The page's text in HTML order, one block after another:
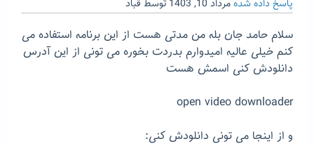
پاسخ داده شدهمرداد 10, 1403 توسط قباد
سلام حامد جان بله من مدتی هست از این برنامه استفاده می
کنم خیلی عالیه امیدوارم بدردت بخوره می تونی از این آدرس
دانلودش کنی اسمش هست
open video downloader
و از اینجا می تونی دانلودش کنی: